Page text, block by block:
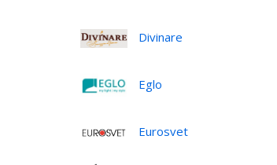
Divinare
Eglo
Eurosvet